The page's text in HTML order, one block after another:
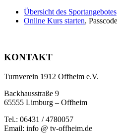
Übersicht des Sportangebotes
Online Kurs starten,
KONTAKT
Turnverein 1912 Offheim e.V.
Backhausstraße 9
65555 Limburg – Offheim
Tel.: 06431 / 4780057
Email: info @ tv-offheim.de